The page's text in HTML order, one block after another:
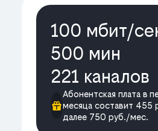
100 мбит/
500 мин
221 каналов
Абонентская плата в
месяца составит 455
далее 750 руб./мес.